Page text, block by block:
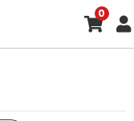
0